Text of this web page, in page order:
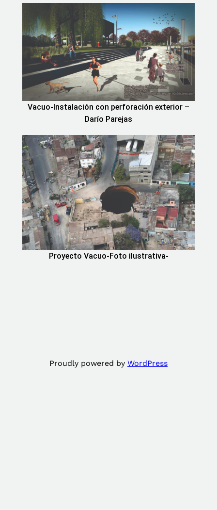
Vacuo-Instalación con perforación exterior –
Darío Parejas
Proyecto Vacuo-Foto ilustrativa-
Proudly powered by WordPress